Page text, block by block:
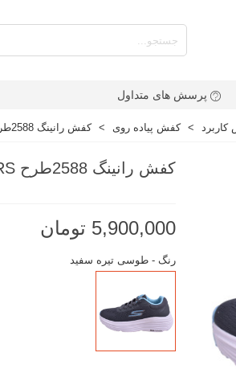
پرسش های متداول
کاربرد > کفش پیاده روی > کفش رانینگ 2588طرح skechers
کفش رانینگ 2588طرح SKECHERS
5,900,000 تومان
رنگ - طوسی تیره سفید
تیره
سفید